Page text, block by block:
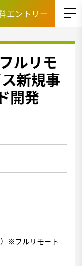
エントリー
ルリモ
新規事
開発
※フルリモート